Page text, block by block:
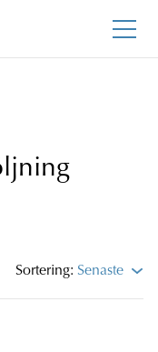
Sortering: Senaste